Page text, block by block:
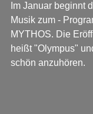
Im Januar beginnt
Musik zum -
MYTHOS. Die
heißt "Olympus"
schön anzuhören.